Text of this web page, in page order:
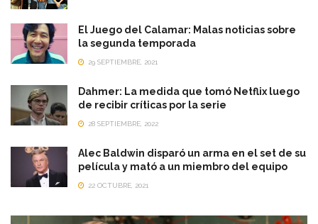
El Juego del Calamar: Malas noticias sobre
la segunda temporada
29 SEPTIEMBRE, 2021
Dahmer: La medida que tomó Netflix luego
de recibir críticas por la serie
28 SEPTIEMBRE, 2022
Alec Baldwin disparó un arma en el set de su
película y mató a un miembro del equipo
22 OCTUBRE, 2021